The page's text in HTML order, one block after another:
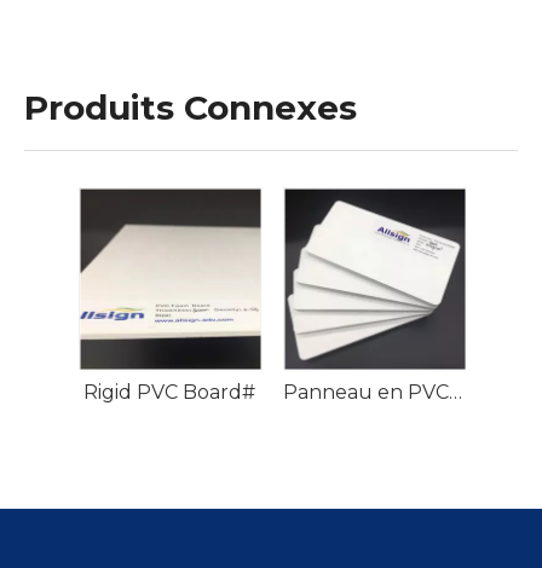
Produits Connexes
Rigid PVC Board# Panneau en PVC rigide#